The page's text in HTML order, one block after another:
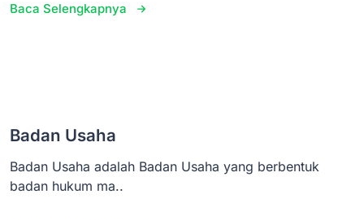
Baca Selengkapnya
Badan Usaha
Badan Usaha adalah Badan Usaha yang berbentuk
badan hukum ma..